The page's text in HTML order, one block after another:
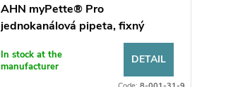
AHN myPette® Pro
jednokanálová pipeta, fixný
In stock at the
manufacturer
DETAIL